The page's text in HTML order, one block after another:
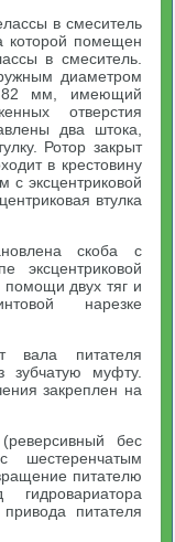
в смеситель
которой помещен
в смеситель.
диаметром
82 мм, имеющий
отверстия
два штока,
Ротор закрыт
в крестовину
эксцентриковой
втулка
скоба с
эксцентриковой
двух тяг и
нарезке
вала питателя
зубчатую муфту.
закреплен на
бес
шестеренчатым
питателю
привода питателя